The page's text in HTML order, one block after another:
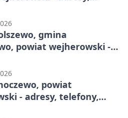
gmina
powiat wejherowski -
powiat
- adresy, telefony,